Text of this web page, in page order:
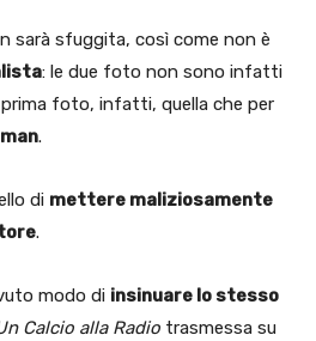
sarà sfuggita, così come non è
: le due foto non sono infatti
foto, infatti, quella che per
.
di mettere maliziosamente
.
modo di insinuare lo stesso
Calcio alla Radio trasmessa su